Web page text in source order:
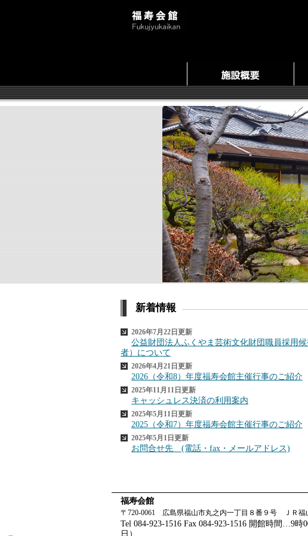
新着情報
2026年7月22日更新
公益財団法人ふくやま芸術文化財団職員採用
者）について
2026年4月21日更新
2026（令和8）年度福寿会館主催行事のご紹介
2025年11月11日更新
キャッシュレス決済の利用案内
2025年5月11日更新
2025（令和7）年度福寿会館主催行事のご紹介
2025年5月1日更新
お問合せ先 (電話・fax・メールアドレス)
福寿会館
〒720-0061 広島県福山市丸之内一丁目８番９号 ＪＲ福
Tel 084-923-1516 Fax 084-923-1516 開館時間…9
日）